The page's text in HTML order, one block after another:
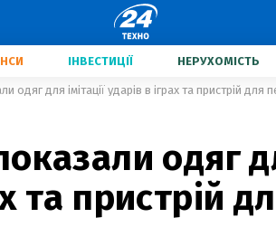
ІНВЕСТИЦІЇ НЕРУХОМІСТЬ
одяг для імітації ударів в іграх та пристрій для
одяг
та пристрій